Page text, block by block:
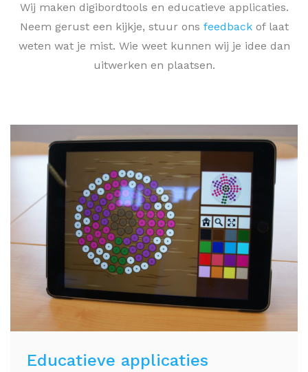
Wij maken digibordtools en educatieve applicaties.
Neem gerust een kijkje, stuur ons feedbackof laat
weten wat je mist. Wie weet kunnen wij je idee dan
uitwerken en plaatsen.
Educatieve applicaties